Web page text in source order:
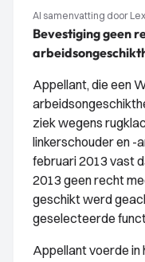
AI samenvatting door
Bevestiging geen
Appellant, die een
ziek wegens
linkerschouder en -
februari 2013 vast
2013 geen recht
geschikt werd
geselecteerde
Appellant voerde